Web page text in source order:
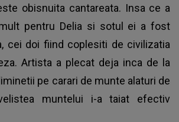
obisnuita cantareata. Insa ce a
pentru Delia si sotul ei a fost
cei doi fiind coplesiti de civilizatia
Artista a plecat deja inca de la
pe carari de munte alaturi de
muntelui i-a taiat efectiv